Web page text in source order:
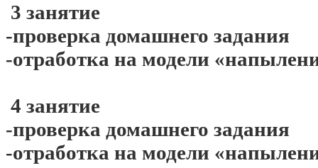
3 занятие
-проверка домашнего задания
-отработка на модели
4 занятие
-проверка домашнего задания
-отработка на модели